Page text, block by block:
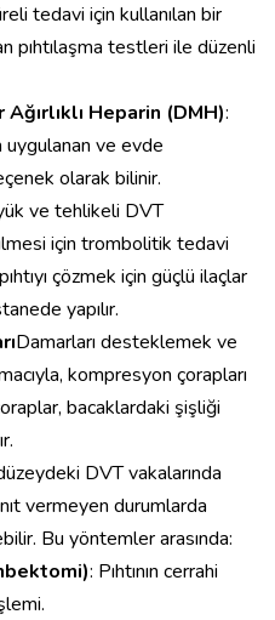
tedavi için kullanılan bir
pıhtılaşma testleri ile düzenli
Heparin (DMH):
ve evde
olarak bilinir.
ve tehlikeli DVT
için trombolitik tedavi
çözmek için güçlü ilaçlar
yapılır.
Damarları desteklemek ve
kompresyon çorapları
bacaklardaki şişliği
DVT vakalarında
vermeyen durumlarda
Bu yöntemler arasında:
: Pıhtının cerrahi